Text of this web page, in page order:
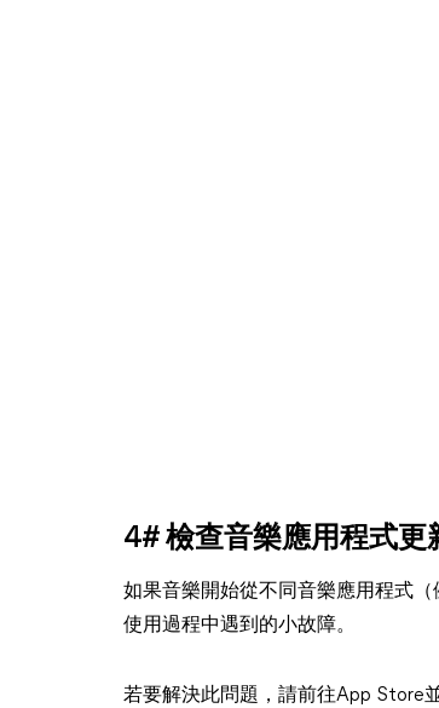
4# 檢查音樂應用程式更
如果音樂開始從不同音樂應用程式
使用過程中遇到的小故障。
若要解決此問題，請前往App Store